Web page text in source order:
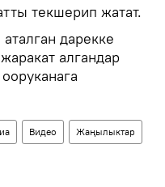
текшерип жатат.
дарекке
алгандар
Видео Жаңылыктар